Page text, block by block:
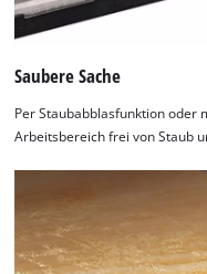
Saubere Sache
Per Staubabblasfunktion oder
Arbeitsbereich frei von Staub